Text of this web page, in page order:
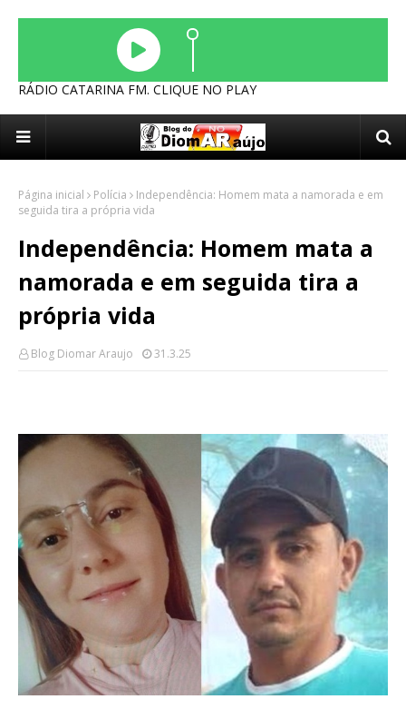
RÁDIO CATARINA FM. CLIQUE NO PLAY
Página inicial Polícia
Independência: Homem mata a namorada e em
seguida tira a própria vida
Independência: Homem mata a
namorada e em seguida tira a
própria vida
Blog Diomar Araujo 31.3.25